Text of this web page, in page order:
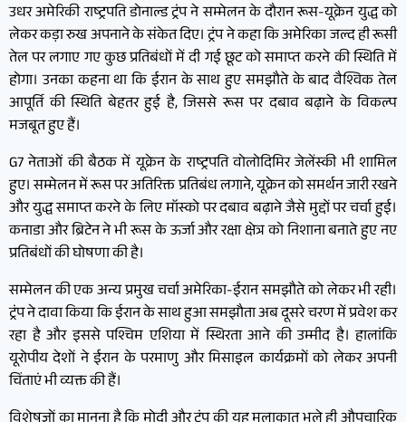
उधर अमेरिकी राष्ट्रपति डोनाल्ड ट्रंप ने सम्मेलन के दौरान रूस-यूक्रेन युद्ध को
लेकर कड़ा रुख अपनाने के संकेत दिए। ट्रंप ने कहा कि अमेरिका जल्द ही रूसी
तेल पर लगाए गए कुछ प्रतिबंधों में दी गई छूट को समाप्त करने की स्थिति में
होगा। उनका कहना था कि ईरान के साथ हुए समझौते के बाद वैश्विक तेल
आपूर्ति की स्थिति बेहतर हुई है, जिससे रूस पर दबाव बढ़ाने के विकल्प
मजबूत हुए हैं।
G7 नेताओं की बैठक में यूक्रेन के राष्ट्रपति वोलोदिमिर जेलेंस्की भी शामिल
हुए। सम्मेलन में रूस पर अतिरिक्त प्रतिबंध लगाने, यूक्रेन को समर्थन जारी रखने
और युद्ध समाप्त करने के लिए मॉस्को पर दबाव बढ़ाने जैसे मुद्दों पर चर्चा हुई।
कनाडा और ब्रिटेन ने भी रूस के ऊर्जा और रक्षा क्षेत्र को निशाना बनाते हुए नए
प्रतिबंधों की घोषणा की है।
सम्मेलन की एक अन्य प्रमुख चर्चा अमेरिका-ईरान समझौते को लेकर भी रही।
ट्रंप ने दावा किया कि ईरान के साथ हुआ समझौता अब दूसरे चरण में प्रवेश कर
रहा है और इससे पश्चिम एशिया में स्थिरता आने की उम्मीद है। हालांकि
यूरोपीय देशों ने ईरान के परमाणु और मिसाइल कार्यक्रमों को लेकर अपनी
चिंताएं भी व्यक्त की हैं।